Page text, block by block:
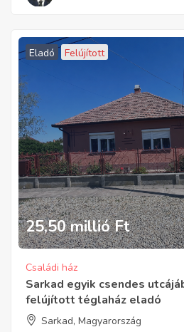
Eladó Felújított
25,50 millió Ft
Családi ház
Sarkad egyik csendes
felújított téglaház eladó
Sarkad, Magyarország